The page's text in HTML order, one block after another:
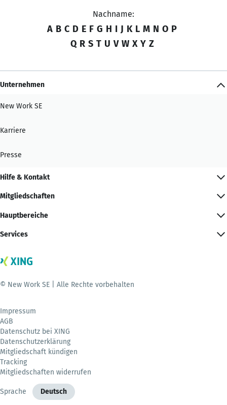
Nachname:
A B C D E F G H I J K L M N O P
Q R S T U V W X Y Z
Unternehmen
New Work SE
Karriere
Presse
Hilfe & Kontakt
Mitgliedschaften
Hauptbereiche
Services
© New Work SE | Alle Rechte vorbehalten
Impressum
AGB
Datenschutz bei XING
Datenschutzerklärung
Mitgliedschaft kündigen
Tracking
Mitgliedschaften widerrufen
Sprache Deutsch